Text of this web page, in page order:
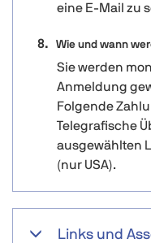
eine E-Mail zu
Wie und wann
Sie werden
Anmeldung
Folgende
Telegrafische
ausgewählten
(nur USA).
Links und